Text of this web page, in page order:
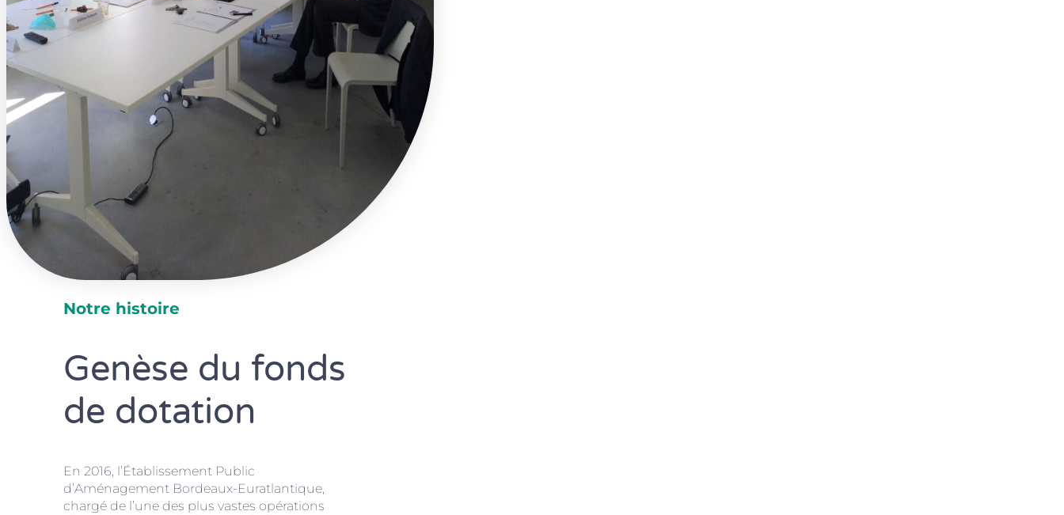
Notre histoire
Genèse du fonds
de dotation
En 2016, l’Établissement Public
d’Aménagement Bordeaux-Euratlantique,
chargé de l’une des plus vastes opérations